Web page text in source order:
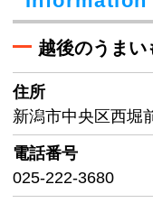
越後のうまい
住所
新潟市中央区西堀
電話番号
025-222-3680